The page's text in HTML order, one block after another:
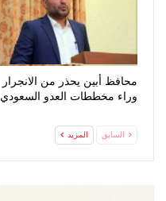
محافظ أبين يحذر من الانجرار
وراء مخططات العدو السعودي
السابق المزيد